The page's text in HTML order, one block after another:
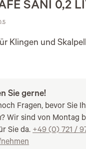
SANI 0,2
Klingen und
Sie gerne!
Fragen, bevor Sie
Wir sind von Montag
Sie da. +49 (0) 721 /